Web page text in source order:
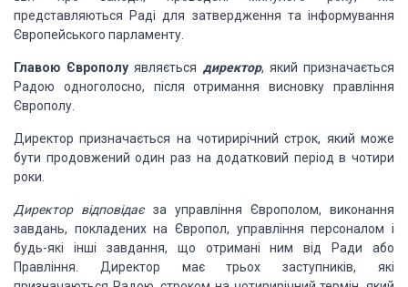
представляються Раді для затвердження та інформування
Європейського парламенту.
Главою Європолу являється директор, який призначається
Радою одноголосно, після отримання висновку правління
Європолу.
Директор призначається на чотирирічний строк, який може
бути продовжений один раз на додатковий період в чотири
роки.
Директор відповідаєза управління Європолом, виконання
завдань, покладених на Європол, управління персоналом і
будь-які інші завдання, що отримані ним від Ради або
Правління. Директор має трьох заступників, які